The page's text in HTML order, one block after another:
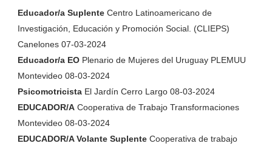
Educador/a SuplenteCentro Latinoamericano de
Investigación, Educación y Promoción Social. (CLIEPS)
Canelones 07-03-2024
Educador/a EOPlenario de Mujeres del Uruguay PLEMUU
Montevideo 08-03-2024
PsicomotricistaEl Jardín Cerro Largo 08-03-2024
EDUCADOR/ACooperativa de Trabajo Transformaciones
Montevideo 08-03-2024
EDUCADOR/A Volante SuplenteCooperativa de trabajo